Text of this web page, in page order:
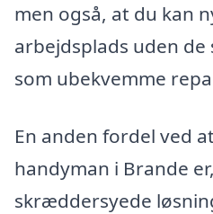
men også, at du kan
arbejdsplads uden
som ubekvemme
En anden fordel ved
handyman i Brande
skræddersyede